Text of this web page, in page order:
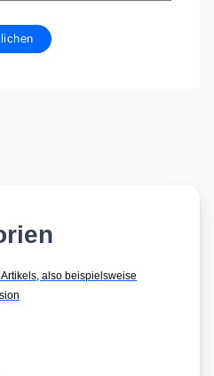
Artikels, also beispielsweise